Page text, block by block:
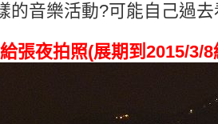
的音樂活動?可能自己過
張夜拍照(展期到2015/3/8